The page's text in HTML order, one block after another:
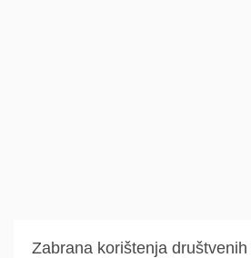
Zabrana korištenja